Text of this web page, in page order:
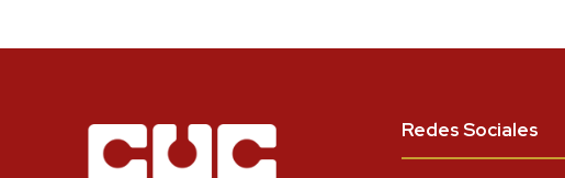
Redes Sociales